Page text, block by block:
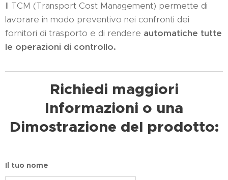
Il TCM (Transport Cost Management) permette di
lavorare in modo preventivo nei confronti dei
fornitori di trasporto e di rendere automatiche tutte
le operazioni di controllo.
Richiedi maggiori
Informazioni o una
Dimostrazione del prodotto:
Il tuo nome